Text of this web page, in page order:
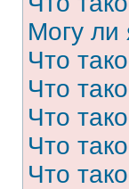
Могу ли
Что
Что
Что
Что
Что